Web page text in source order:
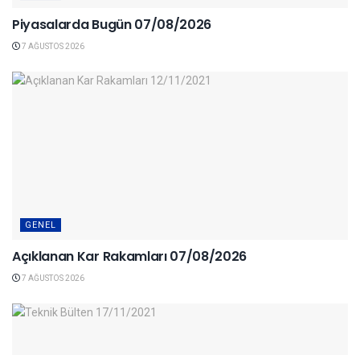
Piyasalarda Bugün 07/08/2026
7 AĞUSTOS 2026
GENEL
Açıklanan Kar Rakamları 07/08/2026
7 AĞUSTOS 2026